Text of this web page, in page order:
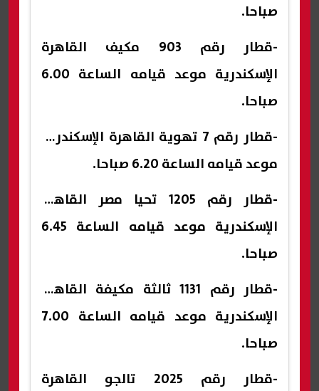
صباحا.
-قطار رقم 903 مكيف القاهرة
الإسكندرية موعد قيامه الساعة 6.00
صباحا.
-قطار رقم 7 تهوية القاهرة الإسكندرية
موعد قيامه الساعة 6.20 صباحا.
-قطار رقم 1205 تحيا مصر القاهرة
الإسكندرية موعد قيامه الساعة 6.45
صباحا.
-قطار رقم 1131 ثالثة مكيفة القاهرة
الإسكندرية موعد قيامه الساعة 7.00
صباحا.
-قطار رقم 2025 تالجو القاهرة